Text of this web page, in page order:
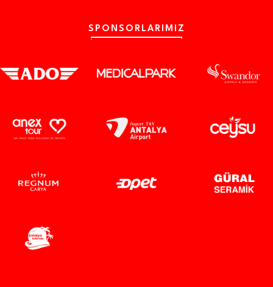
SPONSORLARIMIZ